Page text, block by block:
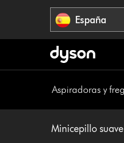
España
Aspiradoras y
Minicepillo